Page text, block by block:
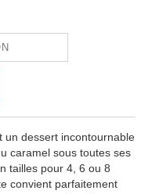
un dessert incontournable
caramel sous toutes ses
tailles pour 4, 6 ou 8
convient parfaitement